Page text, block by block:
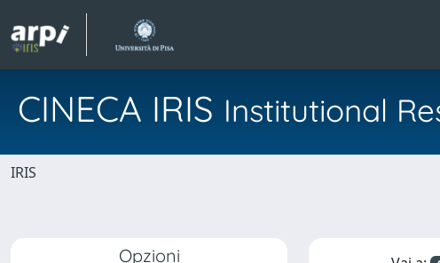
CINECA IRIS Institutional
IRIS
Opzioni